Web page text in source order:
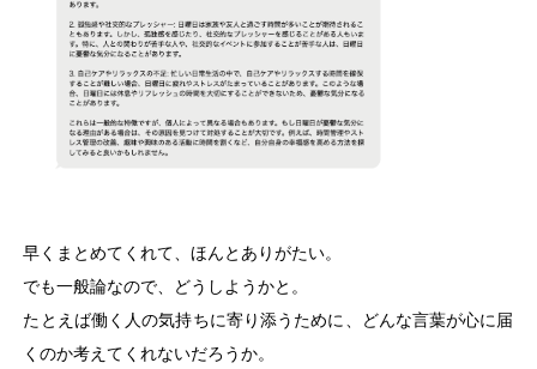
早くまとめてくれて、ほんとありがたい。
でも一般論なので、どうしようかと。
たとえば働く人の気持ちに寄り添うために、どんな言葉が心に届
くのか考えてくれないだろうか。